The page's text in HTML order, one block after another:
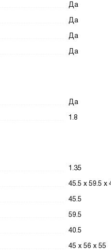
Да
Да
Да
Да
Да
1.8
1.35
45.5 х 59.5 х
45.5
59.5
40.5
45 х 56 х 55